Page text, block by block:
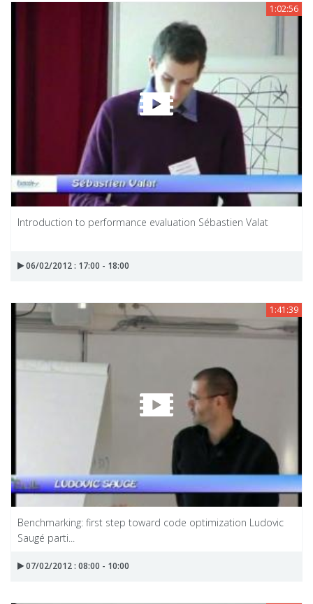
1:02:56
Introduction to performance evaluation Sébastien Valat
06/02/2012 : 17:00 - 18:00
1:41:39
Benchmarking: first step toward code optimization Ludovic
Saugé parti...
07/02/2012 : 08:00 - 10:00